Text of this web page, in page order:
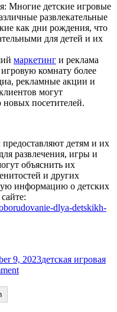
Многие детские игровые
развлекательные
как дни рождения, что
для детей и их
маркетинг и реклама
комнату более
рекламные акции и
могут
новых посетителей.
детям и их
развлечения, игры и
объяснить их
и других
информацию о детских
dlya-detskikh-
9, 2023детская игровая
on